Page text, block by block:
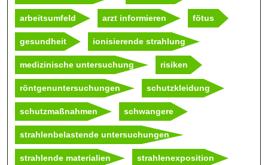
arbeitsumfeld arzt informieren fötus
gesundheit ionisierende strahlung
medizinische untersuchung risiken
röntgenuntersuchungen schutzkleidung
schutzmaßnahmen schwangere
strahlenbelastende untersuchungen
strahlende materialien strahlenexposition